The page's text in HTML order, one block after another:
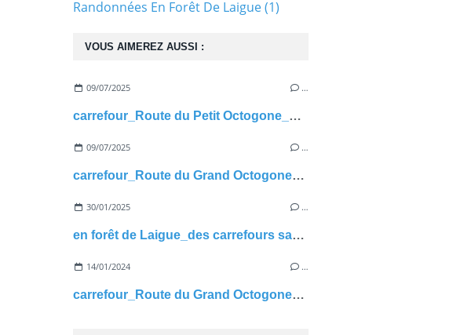
VOUS AIMEREZ AUSSI :
09/07/2025 …
carrefour_Route du Petit Octogone_Sentier (parcelle 90)
09/07/2025 …
carrefour_Route du Grand Octogone_Route du Camp de Senlis
30/01/2025 …
en forêt de Laigue_des carrefours sans nom
14/01/2024 …
carrefour_Route du Grand Octogone_Sentier (parcelle 145)
Randonnées En Forêt De Laigue(1)